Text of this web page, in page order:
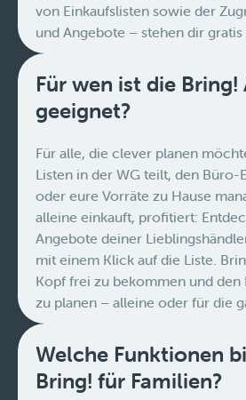
von Einkaufslisten sowie der
und Angebote – stehen dir
Für wen ist die Bring!
geeignet?
Für alle, die clever planen
Listen in der WG teilt, den Büro-
oder eure Vorräte zu Hause
alleine einkauft, profitiert:
Angebote deiner
mit einem Klick auf die Liste.
Kopf frei zu bekommen und den
zu planen – alleine oder für die
Welche Funktionen
Bring! für Familien?